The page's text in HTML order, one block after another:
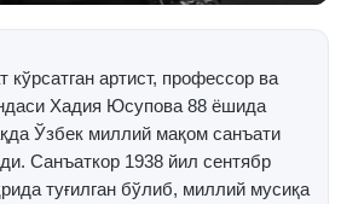
кўрсатган артист, профессор ва
Хадия Юсупова 88 ёшида
Ўзбек миллий мақом санъати
Санъаткор 1938 йил сентябр
туғилган бўлиб, миллий мусиқа